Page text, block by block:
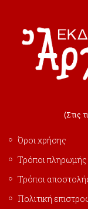
(Στις
Όροι χρήσης
Τρόποι πληρωμής
Τρόποι
Πολιτική